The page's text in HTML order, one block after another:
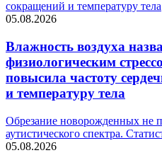
сокращений и температуру тела
05.08.2026
Влажность воздуха
физиологическим
повысила частоту
и температуру тела
Обрезание новорожденных не
аутистического спектра.
05.08.2026